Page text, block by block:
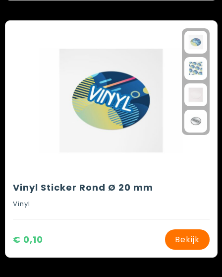
Vinyl Sticker Rond Ø 20 mm
Vinyl
€ 0,10 Bekijk